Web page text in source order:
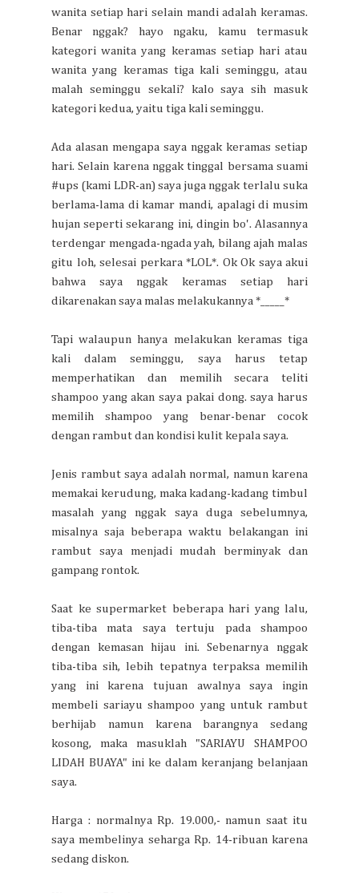
wanita setiap hari selain mandi adalah keramas.
Benar nggak? hayo ngaku, kamu termasuk
kategori wanita yang keramas setiap hari atau
wanita yang keramas tiga kali seminggu, atau
malah seminggu sekali? kalo saya sih masuk
kategori kedua, yaitu tiga kali seminggu.
Ada alasan mengapa saya nggak keramas setiap
hari. Selain karena nggak tinggal bersama suami
#ups (kami LDR-an) saya juga nggak terlalu suka
berlama-lama di kamar mandi, apalagi di musim
hujan seperti sekarang ini, dingin bo'. Alasannya
terdengar mengada-ngada yah, bilang ajah malas
gitu loh, selesai perkara *LOL*. Ok Ok saya akui
bahwa saya nggak keramas setiap hari
dikarenakan saya malas melakukannya *_____*
Tapi walaupun hanya melakukan keramas tiga
kali dalam seminggu, saya harus tetap
memperhatikan dan memilih secara teliti
shampoo yang akan saya pakai dong. saya harus
memilih shampoo yang benar-benar cocok
dengan rambut dan kondisi kulit kepala saya.
Jenis rambut saya adalah normal, namun karena
memakai kerudung, maka kadang-kadang timbul
masalah yang nggak saya duga sebelumnya,
misalnya saja beberapa waktu belakangan ini
rambut saya menjadi mudah berminyak dan
gampang rontok.
Saat ke supermarket beberapa hari yang lalu,
tiba-tiba mata saya tertuju pada shampoo
dengan kemasan hijau ini. Sebenarnya nggak
tiba-tiba sih, lebih tepatnya terpaksa memilih
yang ini karena tujuan awalnya saya ingin
membeli sariayu shampoo yang untuk rambut
berhijab namun karena barangnya sedang
kosong, maka masuklah "SARIAYU SHAMPOO
LIDAH BUAYA" ini ke dalam keranjang belanjaan
saya.
Harga : normalnya Rp. 19.000,- namun saat itu
saya membelinya seharga Rp. 14-ribuan karena
sedang diskon.